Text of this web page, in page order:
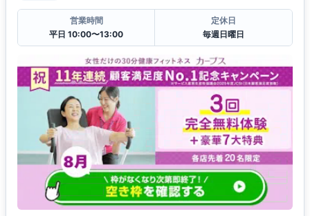
営業時間
平日 10:00〜13:00
定休日
毎週日曜日